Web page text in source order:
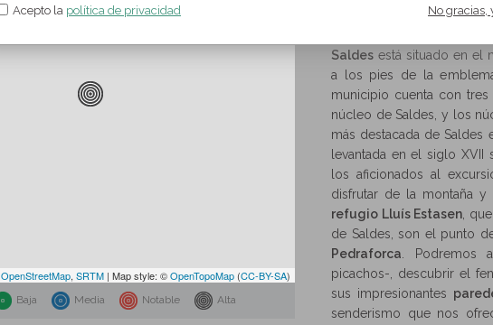
Acepto la política de privacidad No gracias,
OpenStreetMap, SRTM | Map style: ©OpenTopoMap (CC-BY-SA)
Baja Media Notable Alta
Saldes está situado en el
a los pies de la
municipio cuenta con
núcleo de Saldes, y los
más destacada de Saldes
levantada en el siglo XVII
los aficionados al
disfrutar de la montaña y
refugio Lluís Estasen ,
de Saldes, son el punto
Pedraforca . Podremos
picachos-, descubrir el
sus impresionantes
senderismo que nos